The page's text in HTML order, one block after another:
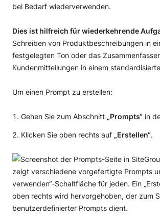
bei Bedarf wiederverwenden.
Dies ist hilfreich für wiederkehrende
Schreiben von Produktbeschreibungen in
festgelegten Ton oder das
Kundenmitteilungen in einem
Um einen Prompt zu erstellen:
Gehen Sie zum Abschnitt „Prompts“ in
Klicken Sie oben rechts auf „Erstellen“.